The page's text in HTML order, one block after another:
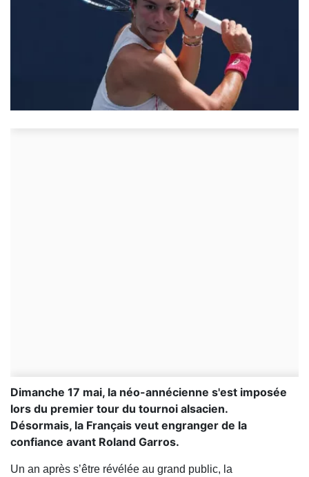
Dimanche 17 mai, la néo-annécienne s'est imposée
lors du premier tour du tournoi alsacien.
Désormais, la Français veut engranger de la
confiance avant Roland Garros.
Un an après s’être révélée au grand public, la